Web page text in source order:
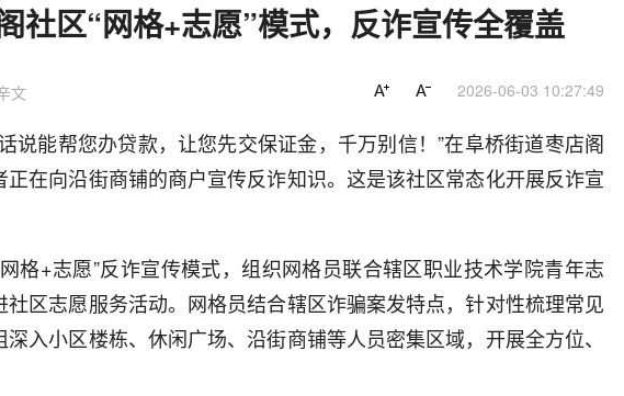
社区“网格+志愿”模式，反诈宣传全覆盖
文 2026-06-03 10:27:49
能帮您办贷款，让您先交保证金，千万别信！”在阜桥街道枣店阁
在向沿街商铺的商户宣传反诈知识。这是该社区常态化开展反诈宣
+志愿”反诈宣传模式，组织网格员联合辖区职业技术学院青年志
区志愿服务活动。网格员结合辖区诈骗案发特点，针对性梳理常见
入小区楼栋、休闲广场、沿街商铺等人员密集区域，开展全方位、